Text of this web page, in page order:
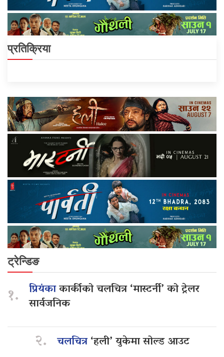
प्रतिक्रिया
ट्रेन्डिङ
१. प्रियंकाकार्कीको चलचित्र ‘मास्टर्नी’ को ट्रेलर
सार्वजनिक
२. चलचित्र‘हली’ युकेमा सोल्ड आउट